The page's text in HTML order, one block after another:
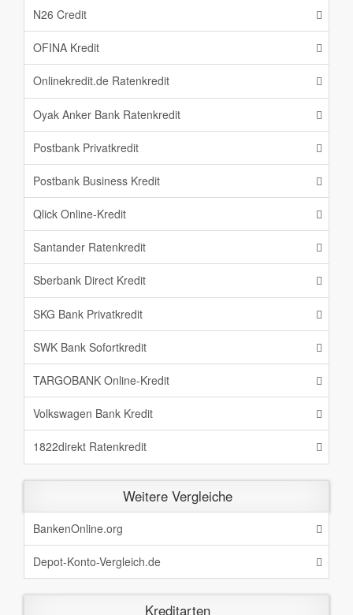
N26 Credit
OFINA Kredit
Onlinekredit.de Ratenkredit
Oyak Anker Bank Ratenkredit
Postbank Privatkredit
Postbank Business Kredit
Qlick Online-Kredit
Santander Ratenkredit
Sberbank Direct Kredit
SKG Bank Privatkredit
SWK Bank Sofortkredit
TARGOBANK Online-Kredit
Volkswagen Bank Kredit
1822direkt Ratenkredit
Weitere Vergleiche
BankenOnline.org
Depot-Konto-Vergleich.de
Kreditarten